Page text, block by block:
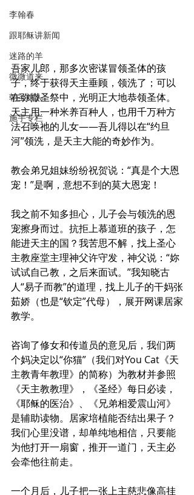
李翰春
跟耶稣讲新闻
迷路的羊
微微道来
朝圣旅人
施宇专栏
吾家儿郎，那多次密谋冒领圣体的孩
子，终于获得天主垂顾，领洗了；可以
在弥撒圣祭中，光明正大地恭领圣体。
天主用一种米养百种人，也用千万种方
法召唤祂的儿女——吾儿得以在“约旦
河”领洗，是天主大能的奇妙作为。
教会弟兄姐妹纷纷祝贺说：“真是个大恩
宠！”是啊，意想不到的莫大恩宠！
我之前不知多担心，儿子会与领洗的恩
宠擦身而过。抗拒上慕道班的孩子，怎
能进天主的国？我苦思不解，找上圣心
主教座堂主理神父许守发，神父说：“妳
试试自己教，之后来面试。”我知晓古
人“易子而教”的道理，找上儿子的干妈张
茹娇（也是“钦定”代母），展开网课居家
教学。
咨询了修女和传道员的意见后，我们两
个妈决定以“你猫”（我们对You Cat《天
主教青年教理》的简称）为教材并参照
《天主教教理》，《圣经》每日必读，
《耶稣的医治》、《兄弟相爱震山河》
是辅助读物。居家培植能否结出果子？
我们心里没谱，却单纯地相信，只要能
为他打开一扇窗，推开一道门，天主必
会牵他往前走。
一个月后，儿子把一张上主慈悲像高挂